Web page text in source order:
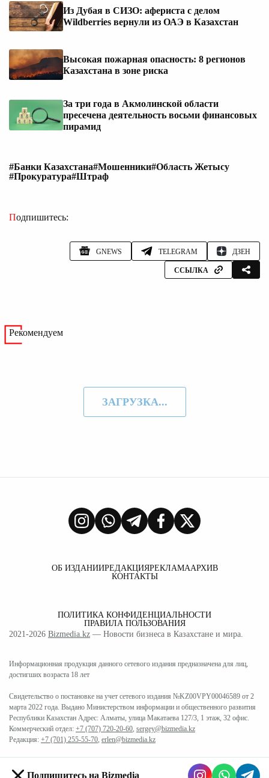
Из Дубая в СИЗО: афериста с делом
Wildberries вернули из ОАЭ в Казахстан
Высокая пожарная опасность: 8 регионов
Казахстана в зоне риска
За три года в Акмолинской области
пресечена деятельность восьми финансовых
пирамид
#Банки Казахстана#Мошенники#Область Жетысу
#Прокуратура#Штраф
Подпишитесь:
GNEWS TELEGRAM ДЗЕН
ССЫЛКА
Рекомендуем
ЗАГРУЗКА...
ОБ ИЗДАНИИРЕДАКЦИЯРЕКЛАМААРХИВ
КОНТАКТЫ
ПОЛИТИКА КОНФИДЕНЦИАЛЬНОСТИ
ПРАВИЛА ПОЛЬЗОВАНИЯ
2021-2026 Bizmedia.kz — Новости бизнеса в Казахстане и мира.
Информационная продукция данного сетевого издания предназначена для лиц,
достигших возраста 18 лет
Свидетельство о постановке на учет сетевого издания №KZ00VPY00046589 от 2
марта 2022 года. Выдано Министерством информации и общественного развития
Республики Казахстан Адрес: Алматы, улица Макатаева 127/3, 1 этаж, 32 офис.
Коммерческий отдел: +7 (707) 720-20-60, sergey@bizmedia.kz
Редакция: +7 (701) 255-55-70, erlen@bizmedia.kz
Подпишитесь на Bizmedia